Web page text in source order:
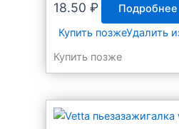
18.50 ₽
Подробнее
Купить позжеУдалить
Купить позже